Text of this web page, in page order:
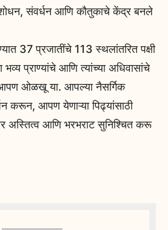
संवर्धन आणि कौतुकाचे केंद्र बनले
37 प्रजातींचे 113 स्थलांतरित पक्षी
प्राण्यांचे आणि त्यांच्या अधिवासांचे
आपण ओळखू या. आपल्या नैसर्गिक
करून, आपण येणाऱ्या पिढ्यांसाठी
अस्तित्व आणि भरभराट सुनिश्चित करू